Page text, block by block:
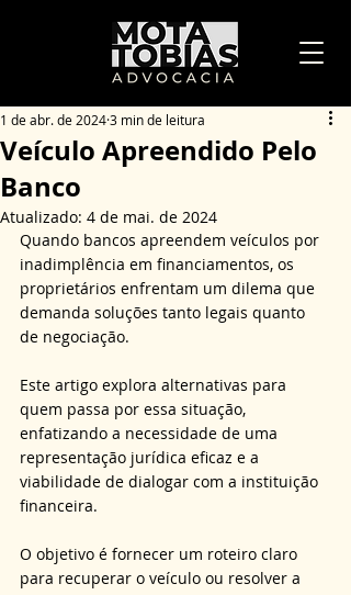
Veículo Apreendido Pelo
Banco
1 de abr. de 20243 min de leitura
Atualizado: 4 de mai. de 2024
Quando bancos apreendem veículos por
inadimplência em financiamentos, os
proprietários enfrentam um dilema que
demanda soluções tanto legais quanto
de negociação.
Este artigo explora alternativas para
quem passa por essa situação,
enfatizando a necessidade de uma
representação jurídica eficaz e a
viabilidade de dialogar com a instituição
financeira.
O objetivo é fornecer um roteiro claro
para recuperar o veículo ou resolver a